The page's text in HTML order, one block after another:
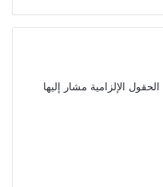
الحقول الإلزامية مشار إليها